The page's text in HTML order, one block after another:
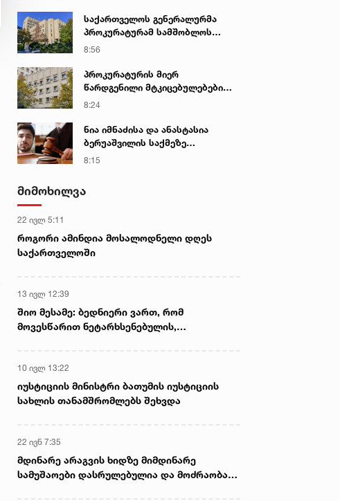
საქართველოს გენერალურმა
პროკურატურამ სამშობლოს
ღალატის და საბოტაჟის ფაქტზე
8:56
პროკურატურის მიერ
წარდგენილი მტკიცებულებების
საფუძველზე ნარკოტიკული
შენახვის და რეალიზაციის
ფაქტზე ბრალდებულს
თავისუფლების აღკვეთა მიუსაჯა
8:24
ნია იმნაძისა და ანასტასია
ბერუაშვილის საქმეზე
სასამართლო დღეს იმსჯელებს
8:15
მიმოხილვა
22 ივლ 5:11
როგორი ამინდია მოსალოდნელი დღეს
საქართველოში
13 ივლ 12:39
შიო მესამე: ბედნიერი ვართ, რომ
მოვესწარით ნეტარხსენებულის,
10 ივლ 13:22
იუსტიციის მინისტრი ბათუმის იუსტიციის
სახლის თანამშრომლებს შეხვდა
22 ივნ 7:35
მდინარე არაგვის ხიდზე მიმდინარე
სამუშაოები დასრულებულია და მოძრაობა